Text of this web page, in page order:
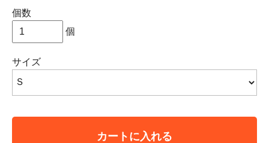
個数
個
サイズ
カートに入れる